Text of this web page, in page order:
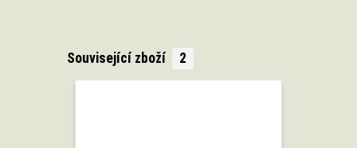
Související zboží 2